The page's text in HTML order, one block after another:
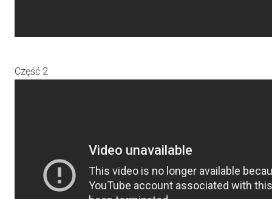
Część 2